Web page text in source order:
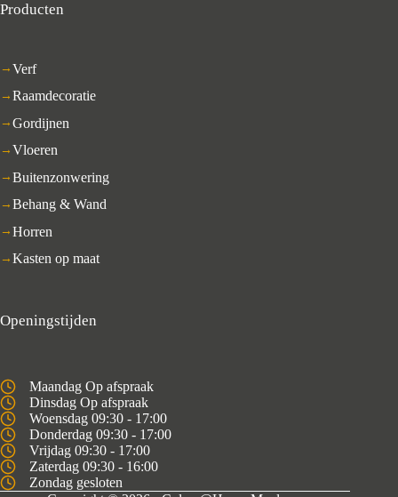
Producten
Verf
Raamdecoratie
Gordijnen
Vloeren
Buitenzonwering
Behang & Wand
Horren
Kasten op maat
Openingstijden
Maandag Op afspraak
Dinsdag Op afspraak
Woensdag 09:30 - 17:00
Donderdag 09:30 - 17:00
Vrijdag 09:30 - 17:00
Zaterdag 09:30 - 16:00
Zondag gesloten